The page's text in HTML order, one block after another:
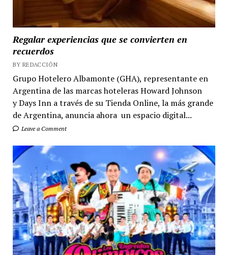
Regalar experiencias que se convierten en
recuerdos
BY REDACCIÓN
Grupo Hotelero Albamonte (GHA), representante en
Argentina de las marcas hoteleras Howard Johnson
y Days Inn a través de su Tienda Online, la más grande
de Argentina, anuncia ahora un espacio digital...
Leave a Comment